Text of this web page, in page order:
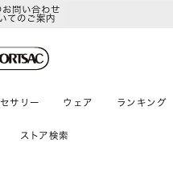
問い合わせ
てのご案内
サリー ウェア ランキング
ストア検索